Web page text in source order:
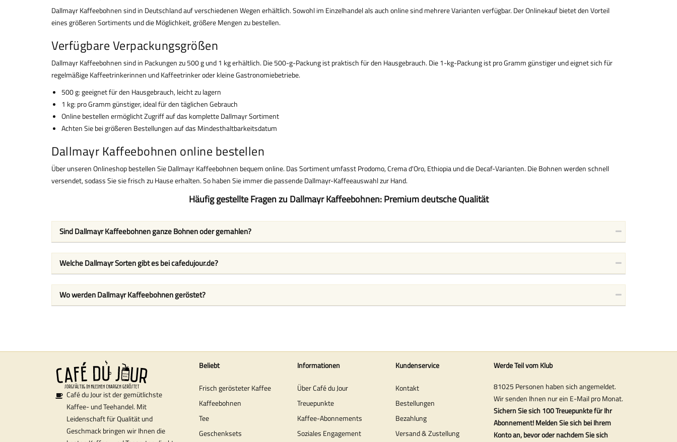
Dallmayr Kaffeebohnen sind in Deutschland auf verschiedenen Wegen erhältlich. Sowohl im Einzelhandel als auch online sind mehrere Varianten verfügbar. Der Onlinekauf bietet den Vorteil
eines größeren Sortiments und die Möglichkeit, größere Mengen zu bestellen.
Verfügbare Verpackungsgrößen
Dallmayr Kaffeebohnen sind in Packungen zu 500 g und 1 kg erhältlich. Die 500-g-Packung ist praktisch für den Hausgebrauch. Die 1-kg-Packung ist pro Gramm günstiger und eignet sich für
regelmäßige Kaffeetrinkerinnen und Kaffeetrinker oder kleine Gastronomiebetriebe.
500 g: geeignet für den Hausgebrauch, leicht zu lagern
1 kg: pro Gramm günstiger, ideal für den täglichen Gebrauch
Online bestellen ermöglicht Zugriff auf das komplette Dallmayr Sortiment
Achten Sie bei größeren Bestellungen auf das Mindesthaltbarkeitsdatum
Dallmayr Kaffeebohnen online bestellen
Über unseren Onlineshop bestellen Sie Dallmayr Kaffeebohnen bequem online. Das Sortiment umfasst Prodomo, Crema d'Oro, Ethiopia und die Decaf-Varianten. Die Bohnen werden schnell
versendet, sodass Sie sie frisch zu Hause erhalten. So haben Sie immer die passende Dallmayr-Kaffeeauswahl zur Hand.
Häufig gestellte Fragen zu Dallmayr Kaffeebohnen: Premium deutsche Qualität
Sind Dallmayr Kaffeebohnen ganze Bohnen oder gemahlen?
Welche Dallmayr Sorten gibt es bei cafedujour.de?
Wo werden Dallmayr Kaffeebohnen geröstet?
Café du Jour ist der gemütlichste
Kaffee- und Teehandel. Mit
Leidenschaft für Qualität und
Geschmack bringen wir Ihnen die
Beliebt
Frisch gerösteter Kaffee
Kaffeebohnen
Tee
Geschenksets
Informationen
Über Café du Jour
Treuepunkte
Kaffee-Abonnements
Soziales Engagement
Kundenservice
Kontakt
Bestellungen
Bezahlung
Versand & Zustellung
Werde Teil vom Klub
81025 Personen haben sich angemeldet.
Wir senden Ihnen nur ein E-Mail pro Monat.
Sichern Sie sich 100 Treuepunkte für Ihr
Abonnement! Melden Sie sich bei Ihrem
Konto an, bevor oder nachdem Sie sich